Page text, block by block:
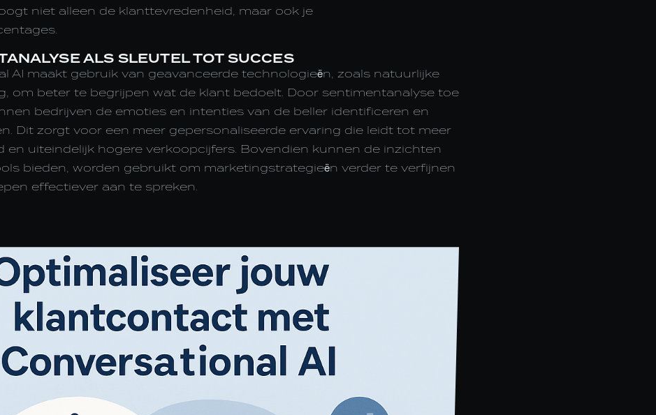
niet alleen de klanttevredenheid, maar ook je
ALS SLEUTEL TOT SUCCES
AI maakt gebruik van geavanceerde technologieën, zoals natuurlijke
om beter te begrijpen wat de klant bedoelt. Door sentimentanalyse toe
bedrijven de emoties en intenties van de beller identificeren en
Dit zorgt voor een meer gepersonaliseerde ervaring die leidt tot meer
en uiteindelijk hogere verkoopcijfers. Bovendien kunnen de inzichten
bieden, worden gebruikt om marketingstrategieën verder te verfijnen
effectiever aan te spreken.